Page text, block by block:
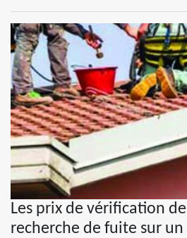
Les prix de vérification
recherche de fuite sur